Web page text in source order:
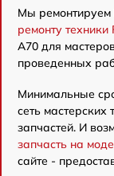
Мы ремонтируем
ремонту техники
A70 для
проведенных
Минимальные
сеть мастерских
запчастей. И
запчасть на
сайте -